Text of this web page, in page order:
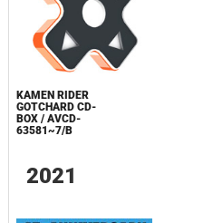
KAMEN RIDER
GOTCHARD CD-
BOX / AVCD-
63581~7/B
2021